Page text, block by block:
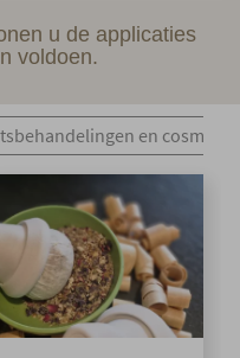
u de applicaties
voldoen.
en